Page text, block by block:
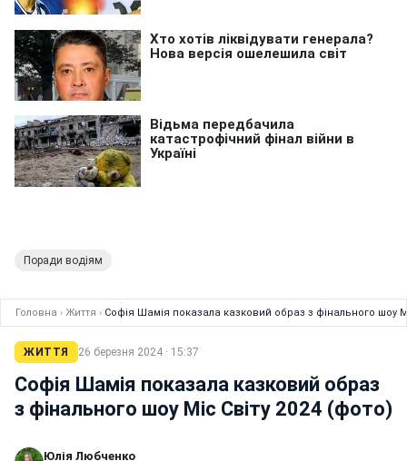
Поради водіям
Головна › Життя › Софія Шамія показала казковий образ з фінального шоу
ЖИТТЯ 26 березня 2024 · 15:37
Софія Шамія показала казковий образ
з фінального шоу Міс Світу 2024 (фото)
Юлія Любченко